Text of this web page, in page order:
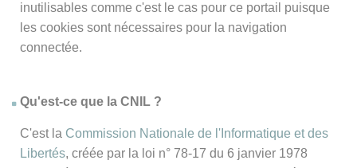
inutilisables comme c'est le cas pour ce portail puisque
les cookies sont nécessaires pour la navigation
connectée.
Qu'est-ce que la CNIL ?
C'est la Commission Nationale de l'Informatique et des
Libertés, créée par la loi n° 78-17 du 6 janvier 1978